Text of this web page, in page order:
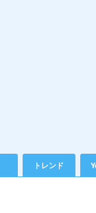
トレンド